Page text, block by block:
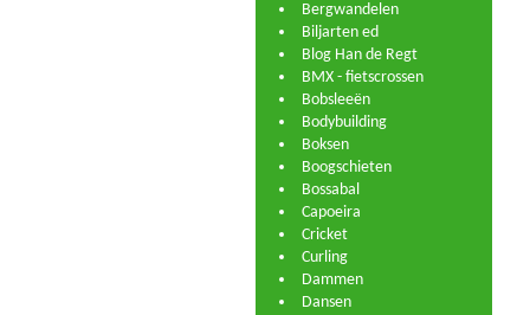
Bergwandelen
Biljarten ed
Blog Han de Regt
BMX - fietscrossen
Bobsleeën
Bodybuilding
Boksen
Boogschieten
Bossabal
Capoeira
Cricket
Curling
Dammen
Dansen